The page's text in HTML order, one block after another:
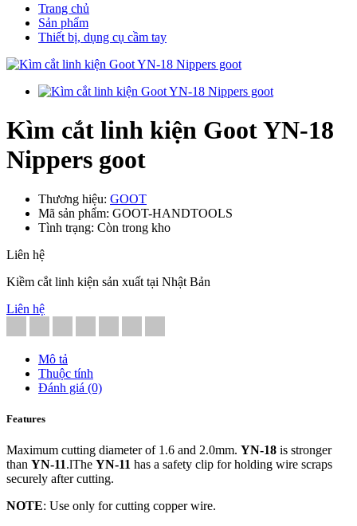
Trang chủ
Sản phẩm
Thiết bị, dụng cụ cầm tay
Kìm cắt linh kiện Goot YN-18
Nippers goot
Thương hiệu: GOOT
Mã sản phẩm: GOOT-HANDTOOLS
Tình trạng: Còn trong kho
Liên hệ
Kiềm cắt linh kiện sản xuất tại Nhật Bản
Liên hệ
Mô tả
Thuộc tính
Đánh giá (0)
Features
Maximum cutting diameter of 1.6 and 2.0mm. YN-18 is stronger
than YN-11.lThe YN-11 has a safety clip for holding wire scraps
securely after cutting.
NOTE: Use only for cutting copper wire.